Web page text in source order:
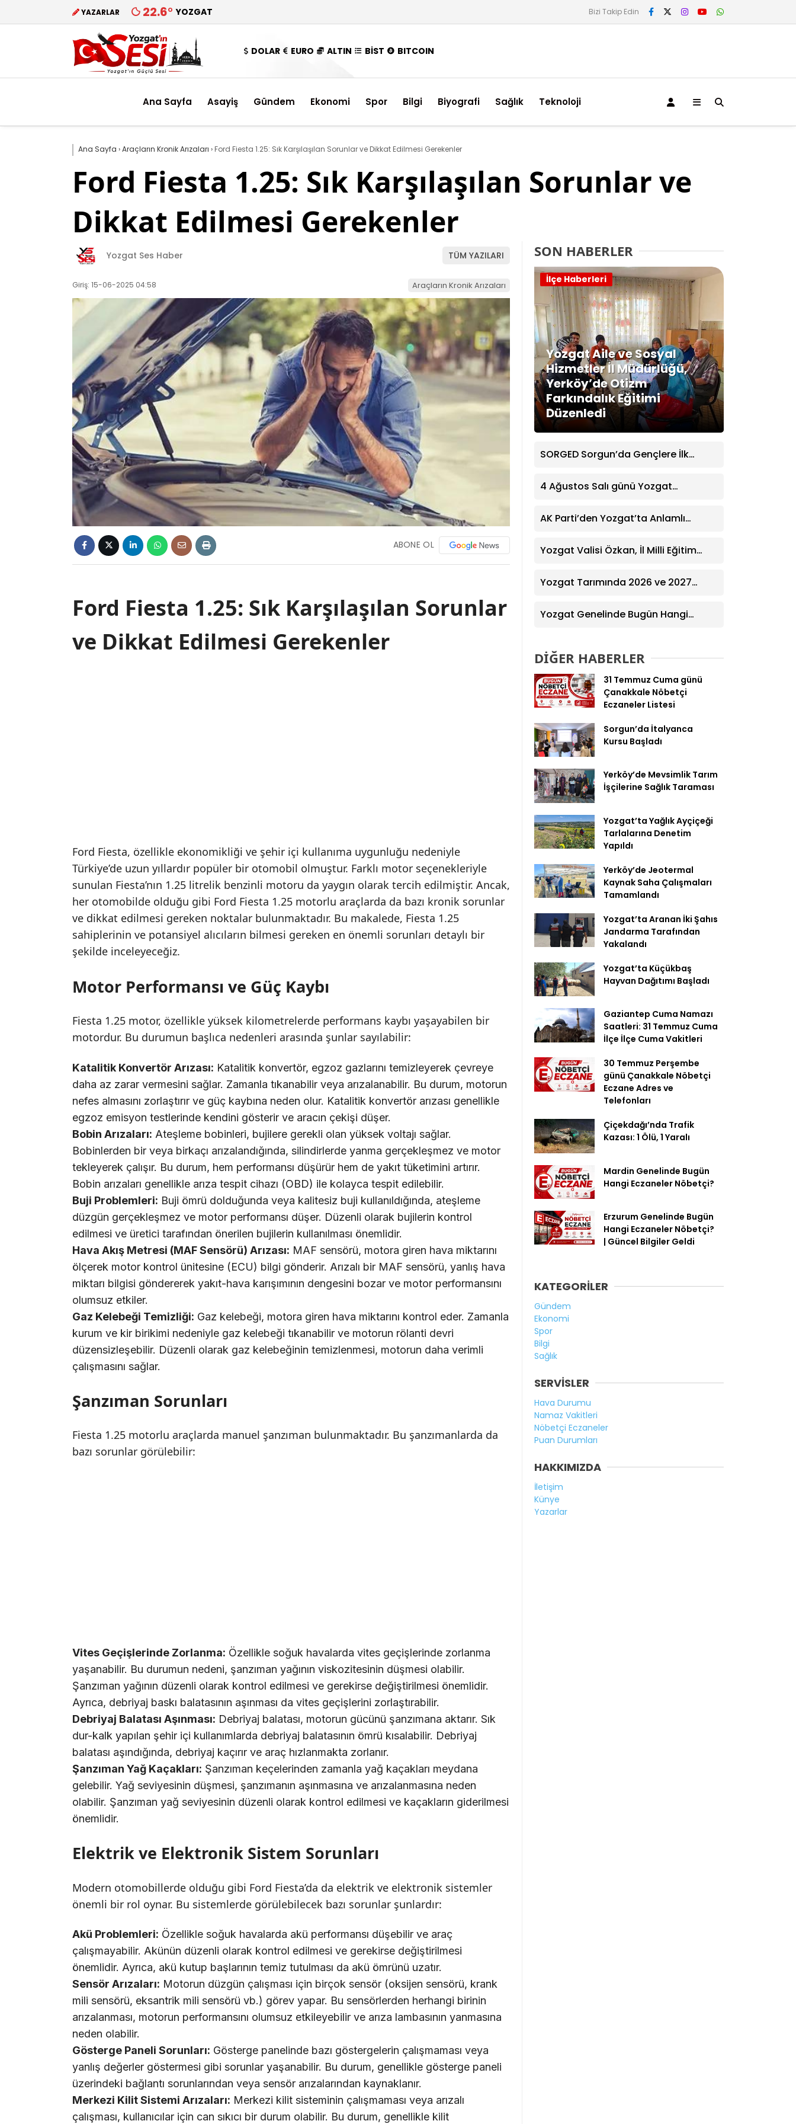
YAZARLAR 22.6° YOZGAT Bizi Takip Edin
DOLAR EURO ALTIN BİST BITCOIN
Ana Sayfa Asayiş Gündem Ekonomi Spor Bilgi Biyografi Sağlık Teknoloji
Ana Sayfa ›Araçların Kronik Arızaları › Ford Fiesta 1.25: Sık Karşılaşılan Sorunlar ve Dikkat Edilmesi Gerekenler
Ford Fiesta 1.25: Sık Karşılaşılan Sorunlar ve
Dikkat Edilmesi Gerekenler
Yozgat Ses Haber TÜM YAZILARI
Giriş: 15-06-2025 04:58 Araçların Kronik Arızaları
ABONE OL
Ford Fiesta 1.25: Sık Karşılaşılan Sorunlar
ve Dikkat Edilmesi Gerekenler
Ford Fiesta, özellikle ekonomikliği ve şehir içi kullanıma uygunluğu nedeniyle
Türkiye’de uzun yıllardır popüler bir otomobil olmuştur. Farklı motor seçenekleriyle
sunulan Fiesta’nın 1.25 litrelik benzinli motoru da yaygın olarak tercih edilmiştir. Ancak,
her otomobilde olduğu gibi Ford Fiesta 1.25 motorlu araçlarda da bazı kronik sorunlar
ve dikkat edilmesi gereken noktalar bulunmaktadır. Bu makalede, Fiesta 1.25
sahiplerinin ve potansiyel alıcıların bilmesi gereken en önemli sorunları detaylı bir
şekilde inceleyeceğiz.
Motor Performansı ve Güç Kaybı
Fiesta 1.25 motor, özellikle yüksek kilometrelerde performans kaybı yaşayabilen bir
motordur. Bu durumun başlıca nedenleri arasında şunlar sayılabilir:
Katalitik Konvertör Arızası: Katalitik konvertör, egzoz gazlarını temizleyerek çevreye
daha az zarar vermesini sağlar. Zamanla tıkanabilir veya arızalanabilir. Bu durum, motorun
nefes almasını zorlaştırır ve güç kaybına neden olur. Katalitik konvertör arızası genellikle
egzoz emisyon testlerinde kendini gösterir ve aracın çekişi düşer.
Bobin Arızaları: Ateşleme bobinleri, bujilere gerekli olan yüksek voltajı sağlar.
Bobinlerden bir veya birkaçı arızalandığında, silindirlerde yanma gerçekleşmez ve motor
tekleyerek çalışır. Bu durum, hem performansı düşürür hem de yakıt tüketimini artırır.
Bobin arızaları genellikle arıza tespit cihazı (OBD) ile kolayca tespit edilebilir.
Buji Problemleri: Buji ömrü dolduğunda veya kalitesiz buji kullanıldığında, ateşleme
düzgün gerçekleşmez ve motor performansı düşer. Düzenli olarak bujilerin kontrol
edilmesi ve üretici tarafından önerilen bujilerin kullanılması önemlidir.
Hava Akış Metresi (MAF Sensörü) Arızası: MAF sensörü, motora giren hava miktarını
ölçerek motor kontrol ünitesine (ECU) bilgi gönderir. Arızalı bir MAF sensörü, yanlış hava
miktarı bilgisi göndererek yakıt-hava karışımının dengesini bozar ve motor performansını
olumsuz etkiler.
Gaz Kelebeği Temizliği: Gaz kelebeği, motora giren hava miktarını kontrol eder. Zamanla
kurum ve kir birikimi nedeniyle gaz kelebeği tıkanabilir ve motorun rölanti devri
düzensizleşebilir. Düzenli olarak gaz kelebeğinin temizlenmesi, motorun daha verimli
çalışmasını sağlar.
Şanzıman Sorunları
Fiesta 1.25 motorlu araçlarda manuel şanzıman bulunmaktadır. Bu şanzımanlarda da
bazı sorunlar görülebilir:
Vites Geçişlerinde Zorlanma: Özellikle soğuk havalarda vites geçişlerinde zorlanma
yaşanabilir. Bu durumun nedeni, şanzıman yağının viskozitesinin düşmesi olabilir.
Şanzıman yağının düzenli olarak kontrol edilmesi ve gerekirse değiştirilmesi önemlidir.
Ayrıca, debriyaj baskı balatasının aşınması da vites geçişlerini zorlaştırabilir.
Debriyaj Balatası Aşınması: Debriyaj balatası, motorun gücünü şanzımana aktarır. Sık
dur-kalk yapılan şehir içi kullanımlarda debriyaj balatasının ömrü kısalabilir. Debriyaj
balatası aşındığında, debriyaj kaçırır ve araç hızlanmakta zorlanır.
Şanzıman Yağ Kaçakları: Şanzıman keçelerinden zamanla yağ kaçakları meydana
gelebilir. Yağ seviyesinin düşmesi, şanzımanın aşınmasına ve arızalanmasına neden
olabilir. Şanzıman yağ seviyesinin düzenli olarak kontrol edilmesi ve kaçakların giderilmesi
önemlidir.
Elektrik ve Elektronik Sistem Sorunları
Modern otomobillerde olduğu gibi Ford Fiesta’da da elektrik ve elektronik sistemler
önemli bir rol oynar. Bu sistemlerde görülebilecek bazı sorunlar şunlardır:
Akü Problemleri: Özellikle soğuk havalarda akü performansı düşebilir ve araç
çalışmayabilir. Akünün düzenli olarak kontrol edilmesi ve gerekirse değiştirilmesi
önemlidir. Ayrıca, akü kutup başlarının temiz tutulması da akü ömrünü uzatır.
Sensör Arızaları: Motorun düzgün çalışması için birçok sensör (oksijen sensörü, krank
mili sensörü, eksantrik mili sensörü vb.) görev yapar. Bu sensörlerden herhangi birinin
arızalanması, motorun performansını olumsuz etkileyebilir ve arıza lambasının yanmasına
neden olabilir.
Gösterge Paneli Sorunları: Gösterge panelinde bazı göstergelerin çalışmaması veya
yanlış değerler göstermesi gibi sorunlar yaşanabilir. Bu durum, genellikle gösterge paneli
üzerindeki bağlantı sorunlarından veya sensör arızalarından kaynaklanır.
Merkezi Kilit Sistemi Arızaları: Merkezi kilit sisteminin çalışmaması veya arızalı
çalışması, kullanıcılar için can sıkıcı bir durum olabilir. Bu durum, genellikle kilit
SON HABERLER
Yozgat Aile ve Sosyal
Hizmetler İl Müdürlüğü,
Yerköy’de Otizm
Farkındalık Eğitimi
Düzenledi
İlçe Haberleri
SORGED Sorgun’da Gençlere İlk
4 Ağustos Salı günü Yozgat
Eczane
AK Parti’den Yozgat’ta Anlamlı
Dernek Üyeleriyle Buluştu
Yozgat Valisi Özkan, İl Milli Eğitim
Yozgat Tarımında 2026 ve 2027
Yozgat Genelinde Bugün Hangi
DİĞER HABERLER
31 Temmuz Cuma günü
Çanakkale Nöbetçi
Eczaneler Listesi
Sorgun’da İtalyanca
Kursu Başladı
Yerköy’de Mevsimlik Tarım
İşçilerine Sağlık Taraması
Yozgat’ta Yağlık Ayçiçeği
Tarlalarına Denetim
Yapıldı
Yerköy’de Jeotermal
Kaynak Saha Çalışmaları
Tamamlandı
Yozgat’ta Aranan İki Şahıs
Jandarma Tarafından
Yakalandı
Yozgat’ta Küçükbaş
Hayvan Dağıtımı Başladı
Gaziantep Cuma Namazı
Saatleri: 31 Temmuz Cuma
İlçe İlçe Cuma Vakitleri
30 Temmuz Perşembe
günü Çanakkale Nöbetçi
Eczane Adres ve
Telefonları
Çiçekdağı’nda Trafik
Kazası: 1 Ölü, 1 Yaralı
Mardin Genelinde Bugün
Hangi Eczaneler Nöbetçi?
Erzurum Genelinde Bugün
Hangi Eczaneler Nöbetçi?
| Güncel Bilgiler Geldi
KATEGORİLER
Gündem
Ekonomi
Spor
Bilgi
Sağlık
SERVİSLER
Hava Durumu
Namaz Vakitleri
Nöbetçi Eczaneler
Puan Durumları
HAKKIMIZDA
İletişim
Künye
Yazarlar